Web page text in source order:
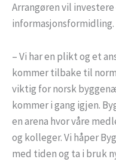
Arrangøren vil
informasjonsformidling.
– Vi har en plikt og et
kommer tilbake til
viktig for norsk
kommer i gang igjen.
en arena hvor våre
og kolleger. Vi håper
med tiden og ta i bruk